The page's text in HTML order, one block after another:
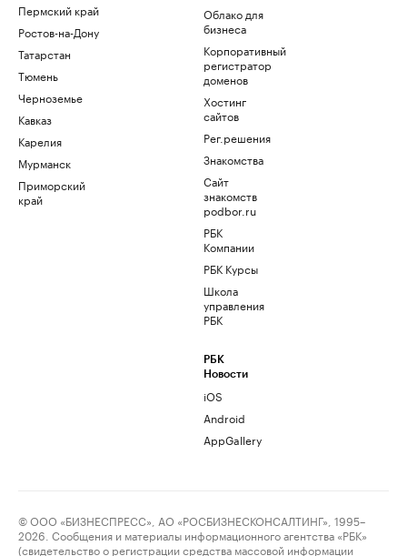
Пермский край
Ростов-на-Дону
Татарстан
Тюмень
Черноземье
Кавказ
Карелия
Мурманск
Приморский
край
Облако для
бизнеса
Корпоративный
регистратор
доменов
Хостинг
сайтов
Рег.решения
Знакомства
Сайт
знакомств
podbor.ru
РБК
Компании
РБК Курсы
Школа
управления
РБК
РБК
Новости
iOS
Android
AppGallery
© ООО «БИЗНЕСПРЕСС», АО «РОСБИЗНЕСКОНСАЛТИНГ», 1995–
2026. Сообщения и материалы информационного агентства «РБК»
(свидетельство о регистрации средства массовой информации